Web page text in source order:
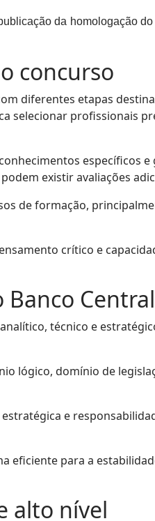
da homologação
concurso
diferentes etapas
selecionar profissionais
específicos e
existir avaliações
de formação,
crítico e
Central
técnico e
lógico, domínio de
e
eficiente para a
alto nível